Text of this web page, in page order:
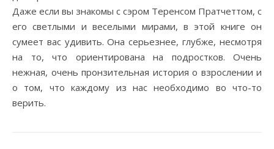
Даже если вы знакомы с сэром Теренсом Пратчеттом, с
его светлыми и веселыми мирами, в этой книге он
сумеет вас удивить. Она серьезнее, глубже, несмотря
на то, что ориентирована на подростков. Очень
нежная, очень пронзительная история о взрослении и
о том, что каждому из нас необходимо во что-то
верить.